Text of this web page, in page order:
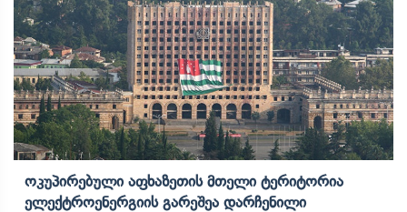
Ოკუპირებული Აფხაზეთის Მთელი Ტერიტორია
Ელექტროენერგიის Გარეშეა Დარჩენილი